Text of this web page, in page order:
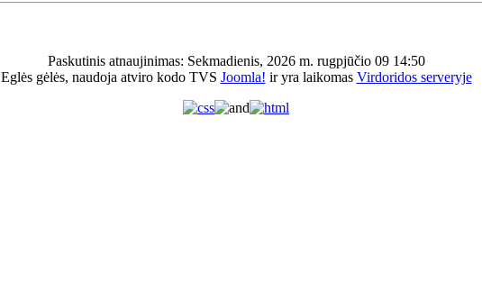
Paskutinis atnaujinimas: Sekmadienis, 2026 m. rugpjūčio 09 14:50
Eglės gėlės, naudoja atviro kodo TVS Joomla! ir yra laikomas Virdoridos serveryje